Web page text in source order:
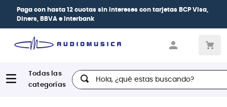
Paga con hasta 12 cuotas sin intereses con tarjetas BCP Visa,
Diners, BBVA e Interbank
Hola, ¿qué estas buscando?